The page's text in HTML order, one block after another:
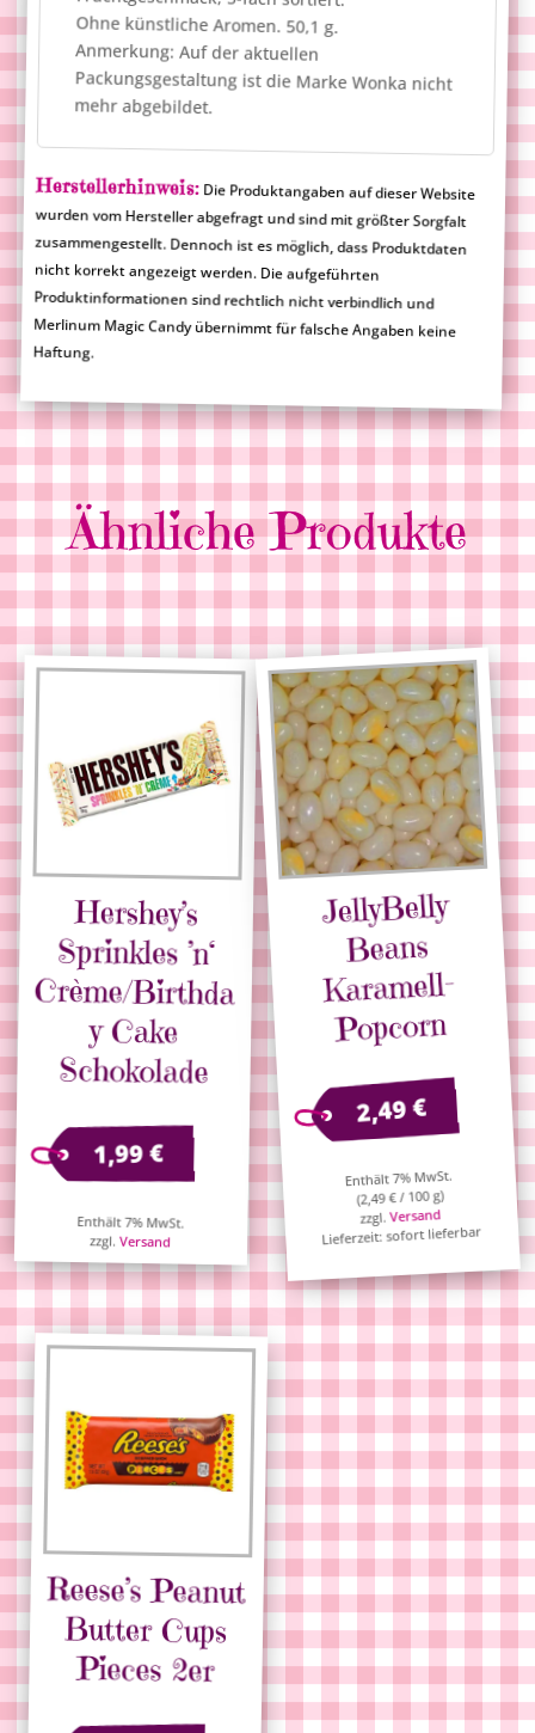
Ohne künstliche Aromen. 50,1 g.
Anmerkung: Auf der aktuellen
Packungsgestaltung ist die Marke Wonka nicht
mehr abgebildet.
Herstellerhinweis:Die Produktangaben auf dieser Website
wurden vom Hersteller abgefragt und sind mit größter Sorgfalt
zusammengestellt. Dennoch ist es möglich, dass Produktdaten
nicht korrekt angezeigt werden. Die aufgeführten
Produktinformationen sind rechtlich nicht verbindlich und
Merlinum Magic Candy übernimmt für falsche Angaben keine
Haftung.
Ähnliche Produkte
Hershey’s
Sprinkles ’n‘
Crème/Birthda
y Cake
Schokolade
1,99€
Enthält 7% MwSt.
zzgl.Versand
JellyBelly
Beans
Karamell-
Popcorn
2,49€
Enthält 7% MwSt.
(2,49€/ 100 g)
zzgl.Versand
Lieferzeit: sofort lieferbar
Reese’s Peanut
Butter Cups
Pieces 2er